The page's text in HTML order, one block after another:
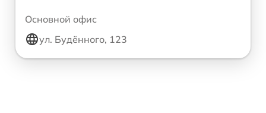
Основной офис
ул. Будённого, 123